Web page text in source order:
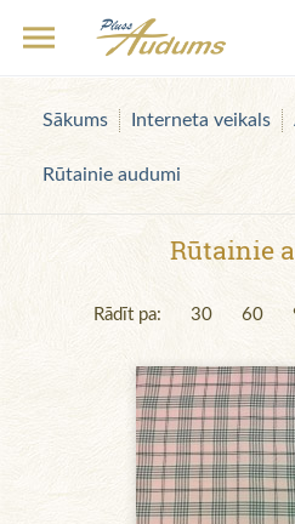
Sākums Interneta veikals
Rūtainie audumi
Rūtainie
Rādīt pa: 30 60